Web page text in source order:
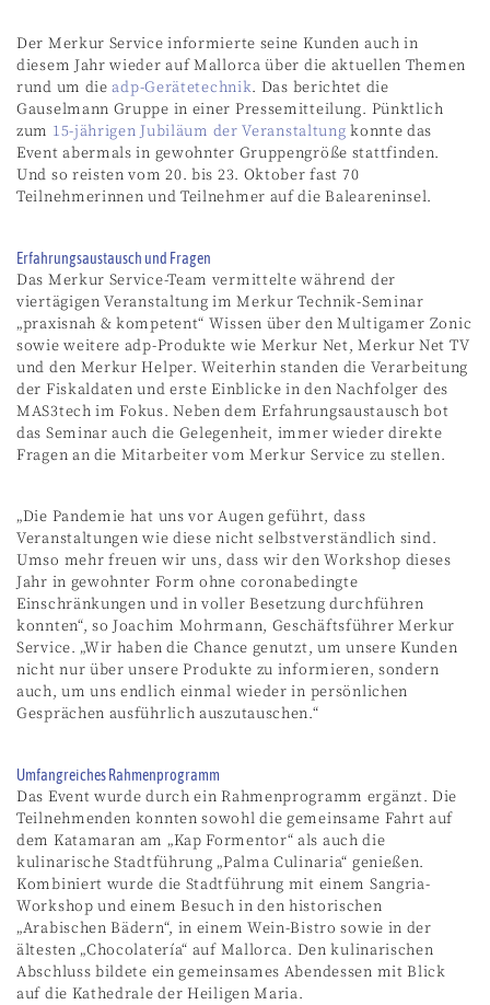
Der Merkur Service informierte seine Kunden auch in
diesem Jahr wieder auf Mallorca über die aktuellen Themen
rund um dieadp-Gerätetechnik. Das berichtet die
Gauselmann Gruppe in einer Pressemitteilung. Pünktlich
zum 15-jährigen Jubiläum der Veranstaltung konnte das
Event abermals in gewohnter Gruppengröße stattfinden.
Und so reisten vom 20. bis 23. Oktober fast 70
Teilnehmerinnen und Teilnehmer auf die Baleareninsel.
Erfahrungsaustausch und Fragen
Das Merkur Service-Team vermittelte während der
viertägigen Veranstaltung im Merkur Technik-Seminar
„praxisnah & kompetent“ Wissen über den Multigamer Zonic
sowie weitere adp-Produkte wie Merkur Net, Merkur Net TV
und den Merkur Helper. Weiterhin standen die Verarbeitung
der Fiskaldaten und erste Einblicke in den Nachfolger des
MAS3tech im Fokus. Neben dem Erfahrungsaustausch bot
das Seminar auch die Gelegenheit, immer wieder direkte
Fragen an die Mitarbeiter vom Merkur Service zu stellen.
„Die Pandemie hat uns vor Augen geführt, dass
Veranstaltungen wie diese nicht selbstverständlich sind.
Umso mehr freuen wir uns, dass wir den Workshop dieses
Jahr in gewohnter Form ohne coronabedingte
Einschränkungen und in voller Besetzung durchführen
konnten“, so Joachim Mohrmann, Geschäftsführer Merkur
Service. „Wir haben die Chance genutzt, um unsere Kunden
nicht nur über unsere Produkte zu informieren, sondern
auch, um uns endlich einmal wieder in persönlichen
Gesprächen ausführlich auszutauschen.“
Umfangreiches Rahmenprogramm
Das Event wurde durch ein Rahmenprogramm ergänzt. Die
Teilnehmenden konnten sowohl die gemeinsame Fahrt auf
dem Katamaran am „Kap Formentor“ als auch die
kulinarische Stadtführung „Palma Culinaria“ genießen.
Kombiniert wurde die Stadtführung mit einem Sangria-
Workshop und einem Besuch in den historischen
„Arabischen Bädern“, in einem Wein-Bistro sowie in der
ältesten „Chocolatería“ auf Mallorca. Den kulinarischen
Abschluss bildete ein gemeinsames Abendessen mit Blick
auf die Kathedrale der Heiligen Maria.